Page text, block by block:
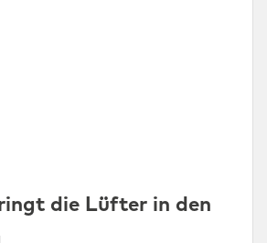
die Lüfter in den